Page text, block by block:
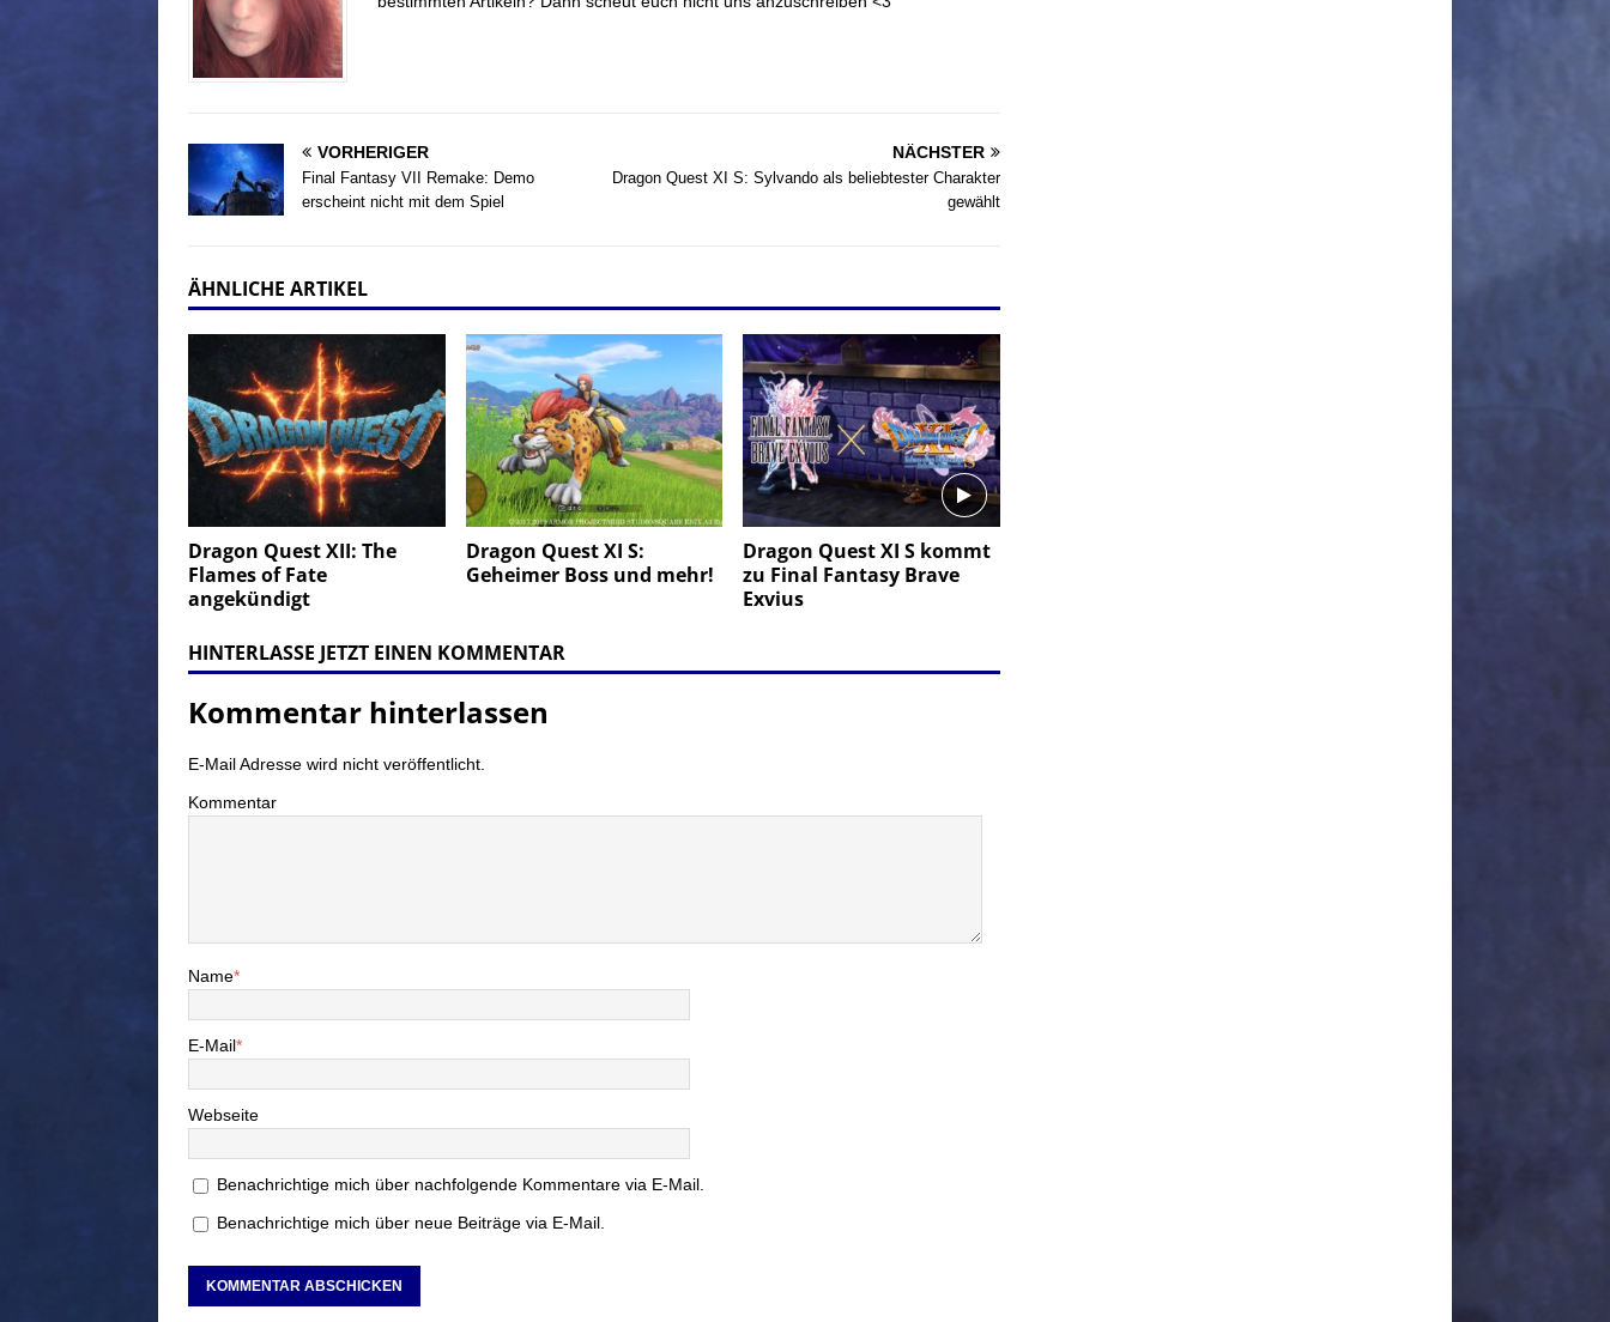
VORHERIGER
Final Fantasy VII Remake: Demo
erscheint nicht mit dem Spiel
NÄCHSTER
Dragon Quest XI S: Sylvando als beliebtester Charakter
gewählt
ÄHNLICHE ARTIKEL
Dragon Quest XII: The
Flames of Fate
angekündigt
Dragon Quest XI S:
Geheimer Boss und mehr!
Dragon Quest XI S kommt
zu Final Fantasy Brave
Exvius
HINTERLASSE JETZT EINEN KOMMENTAR
Kommentar hinterlassen
E-Mail Adresse wird nicht veröffentlicht.
Kommentar
Name*
E-Mail*
Webseite
Benachrichtige mich über nachfolgende Kommentare via E-Mail.
Benachrichtige mich über neue Beiträge via E-Mail.